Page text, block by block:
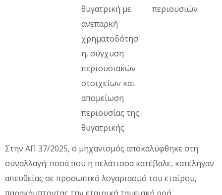
θυγατρική με
ανεπαρκή
χρηματοδότησ
η, σύγχυση
περιουσιακών
στοιχείων και
απομείωση
περιουσίας της
θυγατρικής
περιουσιών
Στην ΑΠ 37/2025, ο μηχανισμός αποκαλύφθηκε στη
συναλλαγή: ποσά που η πελάτισσα κατέβαλε, κατέληγαν
απευθείας σε προσωπικό λογαριασμό του εταίρου,